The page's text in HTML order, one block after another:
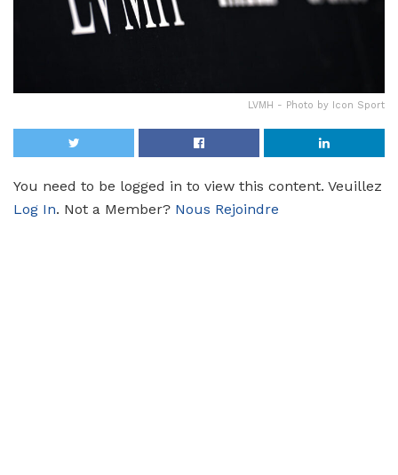
LVMH - Photo by Icon Sport
You need to be logged in to view this content. Veuillez
Log In. Not a Member? Nous Rejoindre